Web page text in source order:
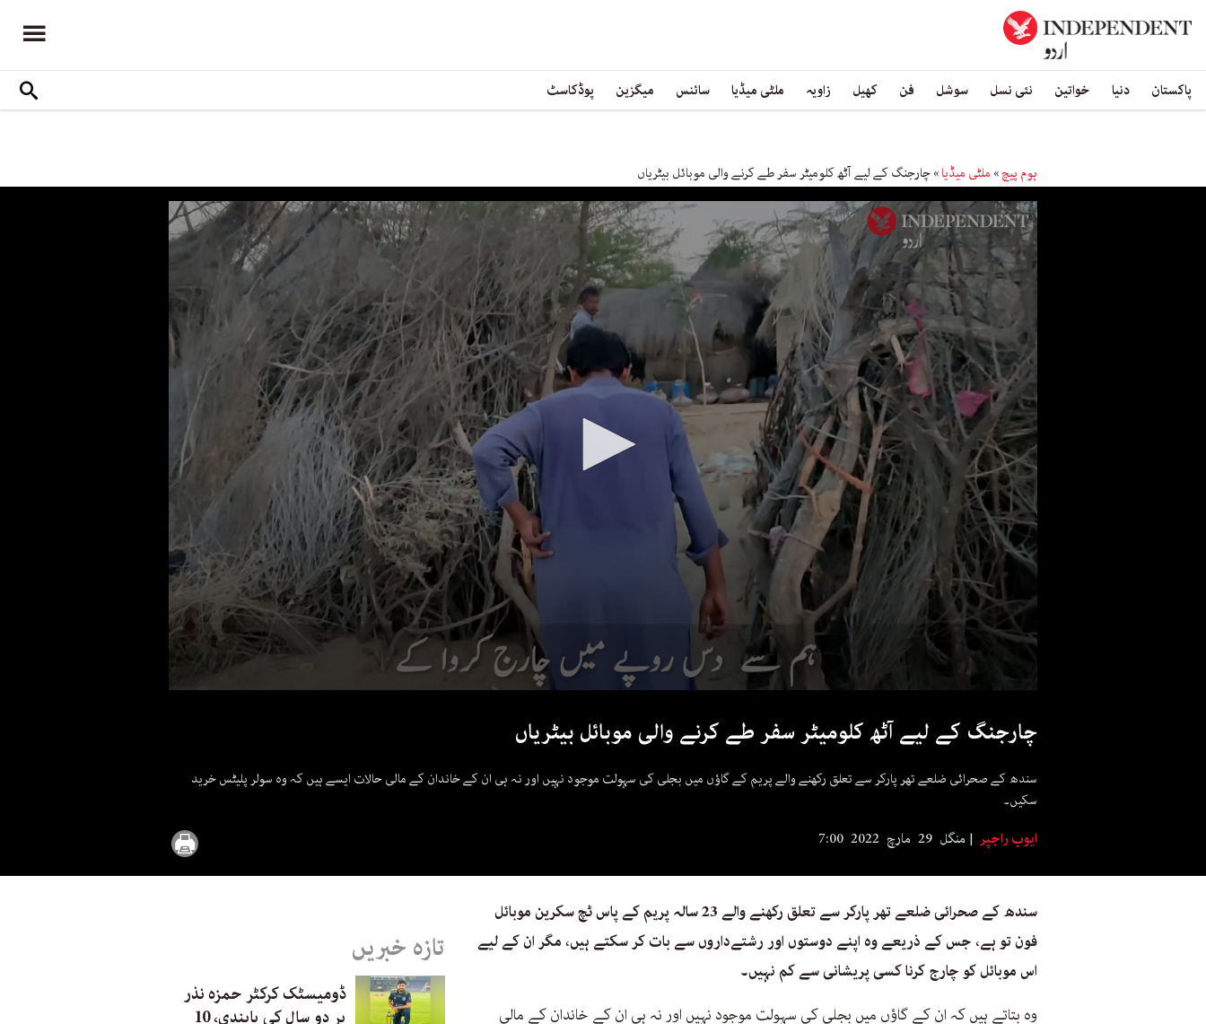
پاکستان دنیا خواتین نئی نسل سوشل فن کھیل زاویہ ملٹی میڈیا سائنس میگزین پوڈکاسٹ
ہوم پیچ» ملٹی میڈیا»چارجنگ کے لیے آٹھ کلومیٹر سفر طے کرنے والی موبائل بیٹریاں
secondsVolume
چارجنگ کے لیے آٹھ کلومیٹر سفر طے کرنے والی موبائل بیٹریاں
سندھ کے صحرائی ضلعے تھر پارکر سے تعلق رکھنے والے پریم کے گاؤں میں بجلی کی سہولت موجود نہیں اور نہ ہی ان کے خاندان کے مالی حالات ایسے ہیں کہ وہ سولر پلیٹس خرید
سکیں۔
ایوب راجپر منگل 29 مارچ 2022 7:00
سندھ کے صحرائی ضلعے تھر پارکر سے تعلق رکھنے والے 23 سالہ پریم کے پاس ٹچ سکرین موبائل
فون تو ہے، جس کے ذریعے وہ اپنے دوستوں اور رشتےداروں سے بات کر سکتے ہیں، مگر ان کے لیے
اس موبائل کو چارج کرنا کسی پریشانی سے کم نہیں۔
وہ بتاتے ہیں کہ ان کے گاؤں میں بجلی کی سہولت موجود نہیں اور نہ ہی ان کے خاندان کے مالی
تازہ خبریں
ڈومیسٹک کرکٹر حمزہ نذر
پر دو سال کی پابندی، 10